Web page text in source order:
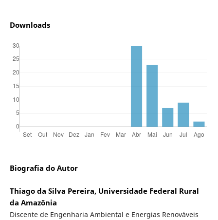
Downloads
Biografia do Autor
Thiago da Silva Pereira, Universidade Federal Rural
da Amazônia
Discente de Engenharia Ambiental e Energias Renováveis